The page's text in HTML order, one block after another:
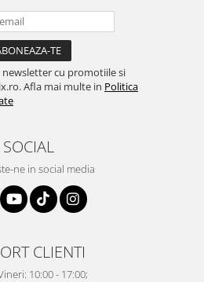
newsletter cu promotiile si
Afla mai multe in Politica
SOCIAL
ne in social media
CLIENTI
10:00 - 17:00;